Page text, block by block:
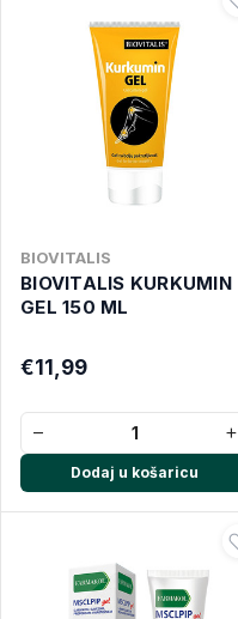
BIOVITALIS
BIOVITALIS KURKUMIN
GEL 150 ML
€11,99
− +
Dodaj u košaricu